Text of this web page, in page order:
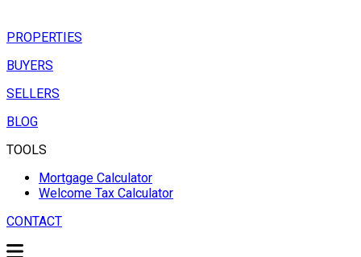
PROPERTIES
BUYERS
SELLERS
BLOG
TOOLS
Mortgage Calculator
Welcome Tax Calculator
CONTACT